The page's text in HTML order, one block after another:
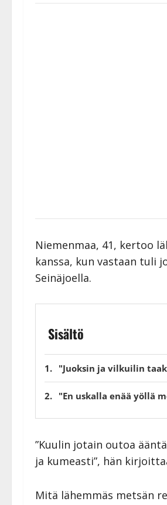
Niemenmaa, 41, kertoo
kanssa, kun vastaan tuli
Seinäjoella.
Sisältö
"Juoksin ja vilkuilin
"En uskalla enää yöllä
”Kuulin jotain outoa
ja kumeasti”, hän
Mitä lähemmäs metsän